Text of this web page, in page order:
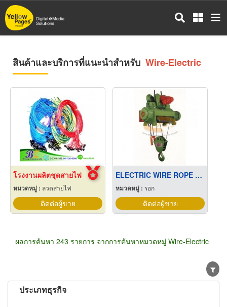
ข้าม
ไป
สินค้าและบริการที่แนะนำสำหรับ Wire-Electric
โรงงานผลิตชุดสายไฟ
หมวดหมู่ : ลวดสายไฟ
ติดต่อผู้ขาย
ELECTRIC WIRE ROPE HOIST
หมวดหมู่ : รอก
ติดต่อผู้ขาย
ผลการค้นหา 243 รายการ จากการค้นหาหมวดหมู่ Wire-Electric
ประเภทธุรกิจ